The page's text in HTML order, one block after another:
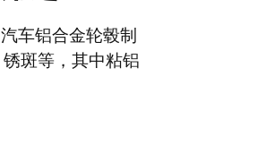
车铝合金轮毂制
斑等，其中粘铝